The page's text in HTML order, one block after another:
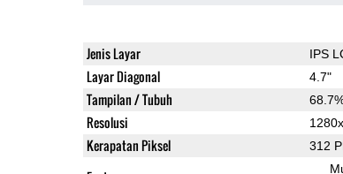
Jenis Layar IPS
Layar Diagonal 4.7"
Tampilan / Tubuh
Resolusi
Kerapatan Piksel 312